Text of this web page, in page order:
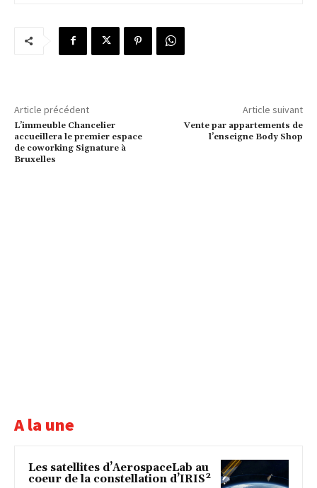
Article précédent
L’immeuble Chancelier
accueillera le premier espace
de coworking Signature à
Bruxelles
Article suivant
Vente par appartements de
l’enseigne Body Shop
A la une
Les satellites d’AerospaceLab au
coeur de la constellation d’IRIS²